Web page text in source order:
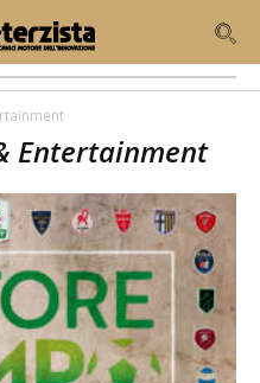
Entertainment